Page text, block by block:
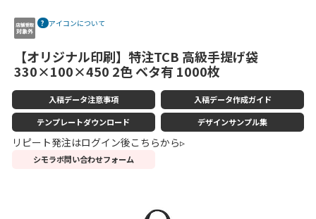
アイコンについて
【オリジナル印刷】特注TCB 高級手提げ袋
330×100×450 2色 ベタ有 1000枚
入稿データ注意事項
入稿データ作成ガイド
テンプレートダウンロード
デザインサンプル集
リピート発注はログイン後こちらから▹
シモラボ問い合わせフォーム